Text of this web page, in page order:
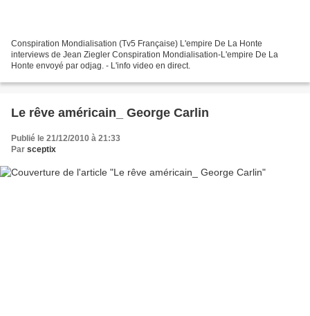
Conspiration Mondialisation (Tv5 Française) L'empire De La Honte
interviews de Jean Ziegler Conspiration Mondialisation-L'empire De La
Honte envoyé par odjag. - L'info video en direct.
Le rêve américain_ George Carlin
Publié le 21/12/2010 à 21:33
Par sceptix